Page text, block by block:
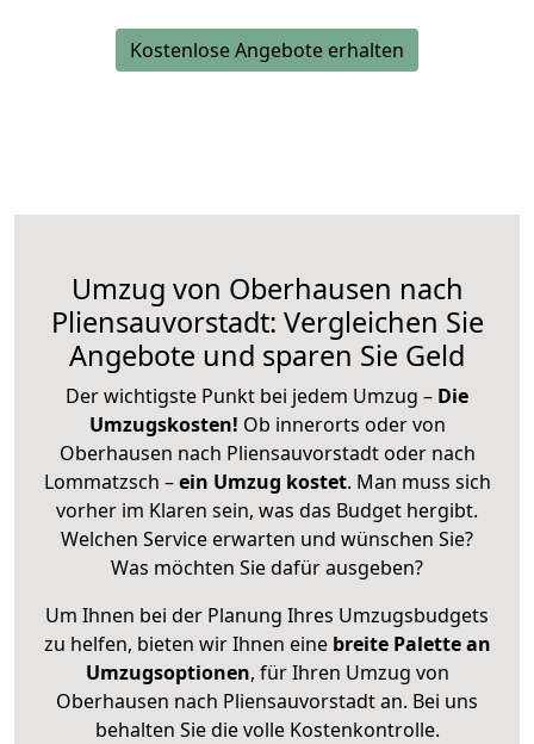
Kostenlose Angebote erhalten
Umzug von Oberhausen nach
Pliensauvorstadt: Vergleichen Sie
Angebote und sparen Sie Geld
Der wichtigste Punkt bei jedem Umzug – Die
Umzugskosten! Ob innerorts oder von
Oberhausen nach Pliensauvorstadt oder nach
Lommatzsch –ein Umzug kostet. Man muss sich
vorher im Klaren sein, was das Budget hergibt.
Welchen Service erwarten und wünschen Sie?
Was möchten Sie dafür ausgeben?
Um Ihnen bei der Planung Ihres Umzugsbudgets
zu helfen, bieten wir Ihnen eine breite Palette an
Umzugsoptionen, für Ihren Umzug von
Oberhausen nach Pliensauvorstadt an. Bei uns
behalten Sie die volle Kostenkontrolle.